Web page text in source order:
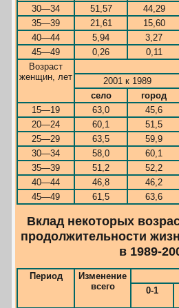
30—34
51,57
44,29
35—39
21,61
15,60
40—44
5,94
3,27
45—49
0,26
0,11
Возраст
женщин, лет
2001 к 1989
село
город
15—19
63,0
45,6
20—24
60,1
51,5
25—29
63,5
59,9
30—34
58,0
60,1
35—39
51,2
52,2
40—44
46,8
46,2
45—49
61,5 63,6
Вклад некоторых
продолжительности
в 1989-
Период
Изменение
всего
0-1